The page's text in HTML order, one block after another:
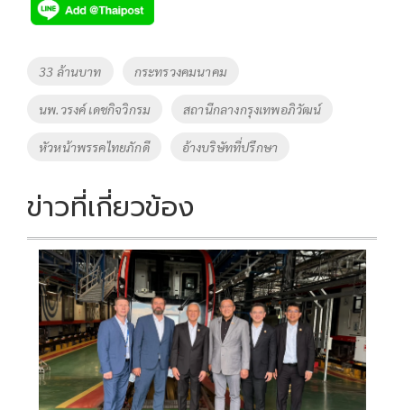
e
b
o
k
tt
er
p
y
Li
k
Tags
33 ล้านบาท กระทรวงคมนาคม
นพ.วรงค์ เดชกิจวิกรม สถานีกลางกรุงเทพอภิวัฒน์
หัวหน้าพรรคไทยภักดี อ้างบริษัทที่ปรึกษา
ข่าวที่เกี่ยวข้อง